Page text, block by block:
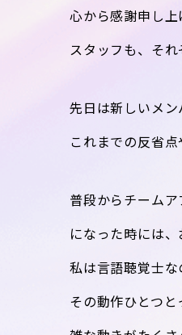
心から感謝申し上
スタッフも、そ
先日は新しいメ
これまでの反省
普段からチーム
になった時には
私は言語聴覚士
その動作ひとつ